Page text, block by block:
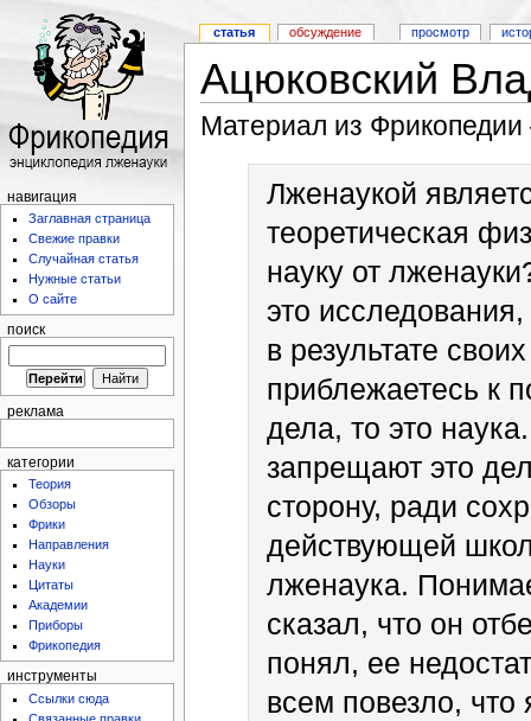
статья обсуждение просмотр
навигация
Заглавная страница
Свежие правки
Случайная статья
Нужные статьи
О сайте
поиск
реклама
категории
Теория
Обзоры
Фрики
Направления
Науки
Цитаты
Академии
Приборы
Фрикопедия
инструменты
Ссылки сюда
Ацюковский
Материал из
Лженаукой
теоретическая
науку от
это
в результате
приблежаетесь к
дела, то это
запрещают это
сторону, ради
действующей
лженаука.
сказал, что он
понял, ее
всем повезло,